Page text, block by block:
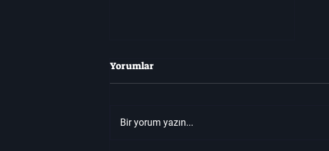
Yorumlar
Bir yorum yazın...